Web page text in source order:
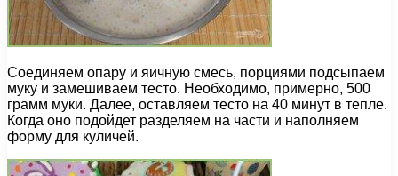
Соединяем опару и яичную смесь, порциями подсыпаем
муку и замешиваем тесто. Необходимо, примерно, 500
грамм муки. Далее, оставляем тесто на 40 минут в тепле.
Когда оно подойдет разделяем на части и наполняем
форму для куличей.